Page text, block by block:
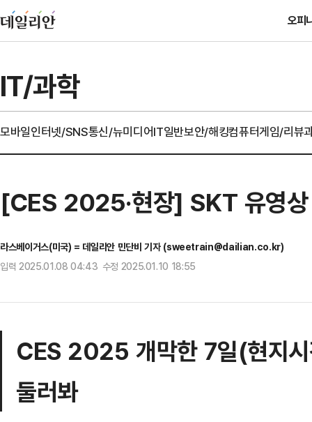
오피
IT/과학
모바일인터넷/SNS통신/뉴미디어IT일반보안/해킹컴퓨터게임/리뷰
[CES 2025·현장] SKT 유영상
라스베이거스(미국) = 데일리안 민단비 기자 (sweetrain@dailian.co.kr)
입력 2025.01.08 04:43 수정 2025.01.10 18:55
CES 2025 개막한 7일(현지시
둘러봐